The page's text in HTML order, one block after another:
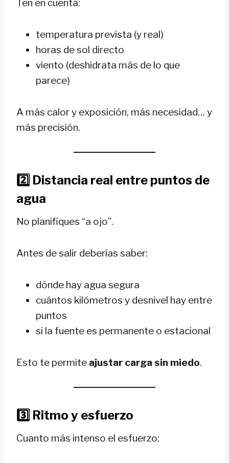
Ten en cuenta:
temperatura prevista (y real)
horas de sol directo
viento (deshidrata más de lo que
parece)
A más calor y exposición, más necesidad… y
más precisión.
2️⃣ Distancia real entre puntos de
agua
No planifiques “a ojo”.
Antes de salir deberías saber:
dónde hay agua segura
cuántos kilómetros y desnivel hay entre
puntos
si la fuente es permanente o estacional
Esto te permite ajustar carga sin miedo.
3️⃣ Ritmo y esfuerzo
Cuanto más intenso el esfuerzo: